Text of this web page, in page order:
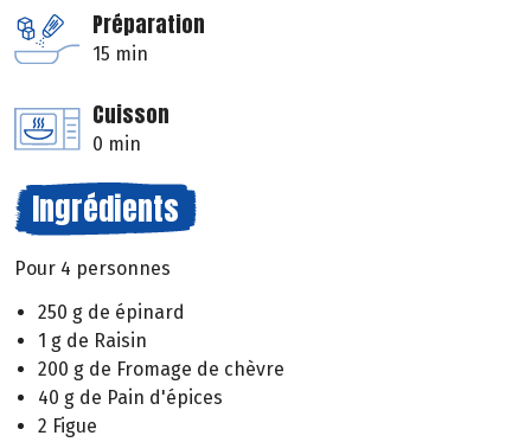
Préparation
15 min
Cuisson
0 min
Ingrédients
Pour 4 personnes
250 g de épinard
1 g de Raisin
200 g de Fromage de chèvre
40 g de Pain d'épices
2 Figue